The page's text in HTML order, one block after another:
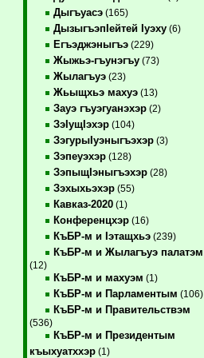
Дыгъуасэ(165)
ДызыгъэпIейтей Iуэху(6)
Егъэджэныгъэ(229)
Жыжьэ-гъунэгъу(73)
Жылагъуэ(23)
Жьыщхьэ махуэ(13)
Зауэ гъуэгуанэхэр(2)
ЗэIущIэхэр(104)
ЗэгурыIуэныгъэхэр(3)
Зэпеуэхэр(128)
ЗэпыщIэныгъэхэр(28)
Зэхыхьэхэр(55)
Кавказ-2020(1)
Конференцхэр(16)
КъБР-м и Iэтащхьэ(239)
КъБР-м и Жылагъуэ палатэм
(12)
КъБР-м и махуэм (1)
КъБР-м и Парламентым (106)
КъБР-м и Правительствэм
(536)
КъБР-м и Президентым
къыхуатххэр(1)